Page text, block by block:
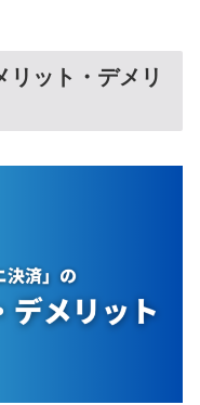
リット・デメリ